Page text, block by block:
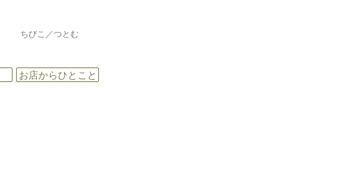
ちびこ／つとむ
お店からひとこと